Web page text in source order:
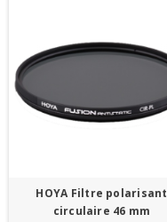
HOYA Filtre polarisant
circulaire 46 mm